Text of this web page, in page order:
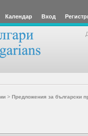
Календар Вход
> Предложения за български